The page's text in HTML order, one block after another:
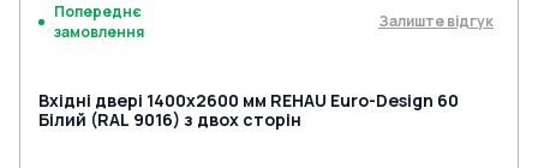
Попереднє
замовлення
Залиште відгук
Вхідні двері 1400x2600 мм REHAU Euro-Design 60
Білий (RAL 9016) з двох сторін